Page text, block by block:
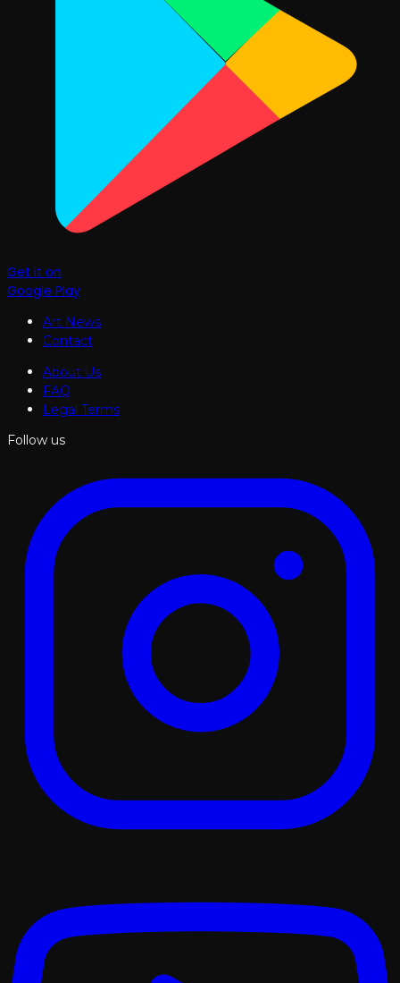
Get it on
Google Play
Art News
Contact
About Us
FAQ
Legal Terms
Follow us